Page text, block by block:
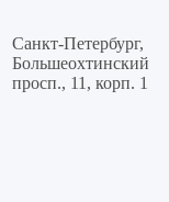
Санкт-Петербург,
Большеохтинский
просп., 11, корп. 1